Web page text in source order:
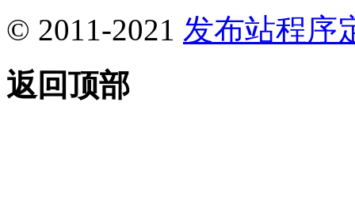
© 2011-2021 发布站程序
返回顶部